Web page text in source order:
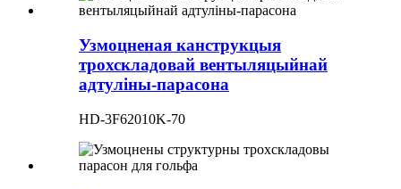
Узмоцненая канструкцыя
трохскладовай вентыляцыйнай
адтуліны-парасона
HD-3F62010K-70